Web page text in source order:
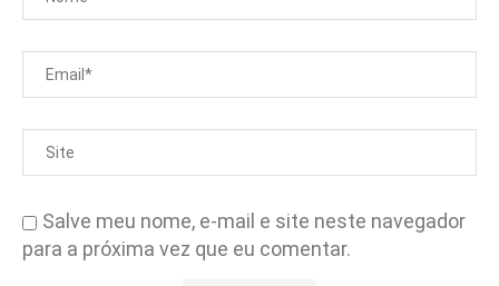
Salve meu nome, e-mail e site neste navegador
para a próxima vez que eu comentar.